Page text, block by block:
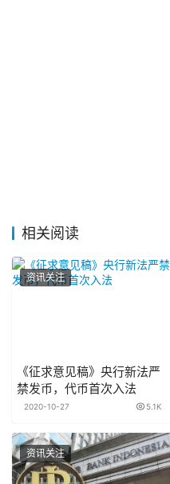
相关阅读
资讯关注
《征求意见稿》央行新法严
禁发币，代币首次入法
2020-10-27 5.1K
资讯关注